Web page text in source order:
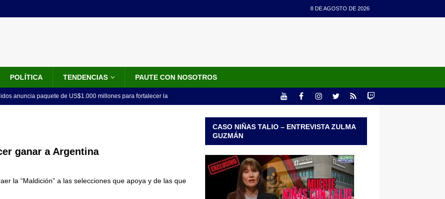
8 DE AGOSTO DE 2026
POLÍTICA TENDENCIAS PAUTE CON NOSOTROS
anuncia paquete de US$1.000 millones para fortalecer la
el tiempo de la recuperación del orden”: así fue el primer
como presidente de Colombia
LO ÚLTIMO
ganar a Argentina
la “Maldición” a las selecciones que apoya y de las que
CASO NIÑAS TALIO – ENTREVISTA ZULMA
GUZMÁN